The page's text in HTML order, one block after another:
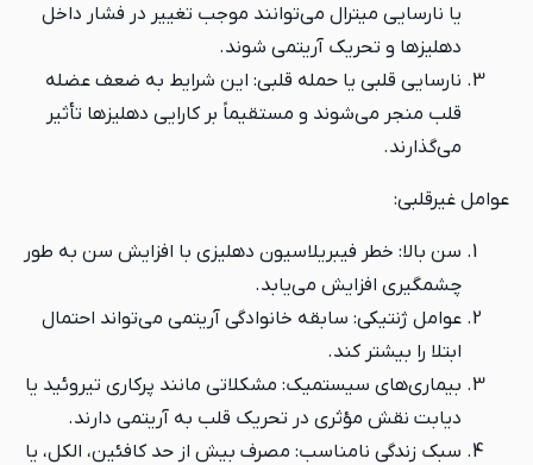
یا نارسایی میترال می‌توانند موجب تغییر در فشار داخل
دهلیزها و تحریک آریتمی شوند.
نارسایی قلبی یا حمله قلبی: این شرایط به ضعف عضله
قلب منجر می‌شوند و مستقیماً بر کارایی دهلیزها تأثیر
می‌گذارند.
عوامل غیرقلبی:
سن بالا: خطر فیبریلاسیون دهلیزی با افزایش سن به طور
چشمگیری افزایش می‌یابد.
عوامل ژنتیکی: سابقه خانوادگی آریتمی می‌تواند احتمال
ابتلا را بیشتر کند.
بیماری‌های سیستمیک: مشکلاتی مانند پرکاری تیروئید یا
دیابت نقش مؤثری در تحریک قلب به آریتمی دارند.
سبک زندگی نامناسب: مصرف بیش از حد کافئین، الکل، یا